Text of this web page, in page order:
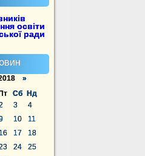
освіти
ради
»
Пт Сб
Нд
3
4
10
11
17
18
24
25